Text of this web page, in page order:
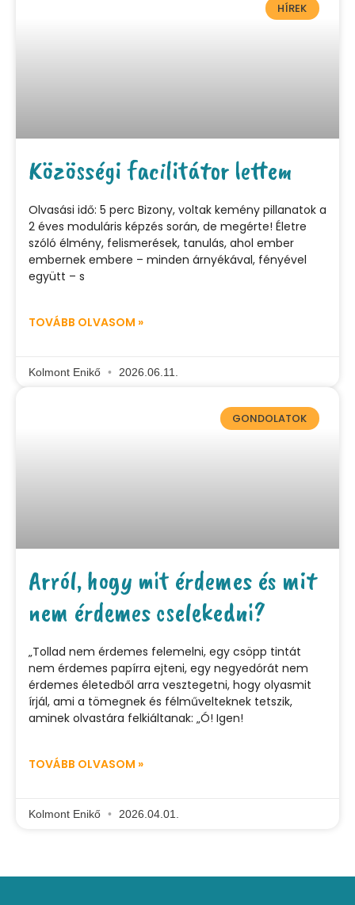
HÍREK
Közösségi facilitátor lettem
Olvasási idő: 5 perc Bizony, voltak kemény pillanatok a
2 éves moduláris képzés során, de megérte! Életre
szóló élmény, felismerések, tanulás, ahol ember
embernek embere – minden árnyékával, fényével
együtt – s
TOVÁBB OLVASOM »
Kolmont Enikő 2026.06.11.
GONDOLATOK
Arról, hogy mit érdemes és mit
nem érdemes cselekedni?
„Tollad nem érdemes felemelni, egy csöpp tintát
nem érdemes papírra ejteni, egy negyedórát nem
érdemes életedből arra vesztegetni, hogy olyasmit
írjál, ami a tömegnek és félművelteknek tetszik,
aminek olvastára felkiáltanak: „Ó! Igen!
TOVÁBB OLVASOM »
Kolmont Enikő 2026.04.01.